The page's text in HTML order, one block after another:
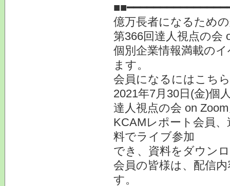
億万長者になるため
第366回達人視点の会
個別企業情報満載の
ます。
会員になるにはこ
2021年7月30日(金)個
達人視点の会 on
KCAMレポート会員
料でライブ参加
でき、資料をダウン
会員の皆様は、配信
す。